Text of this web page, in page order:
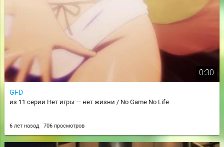
0:30
GFD
из 11 серии Нет игры — нет жизни / No Game No Life
6 лет назад 706 просмотров